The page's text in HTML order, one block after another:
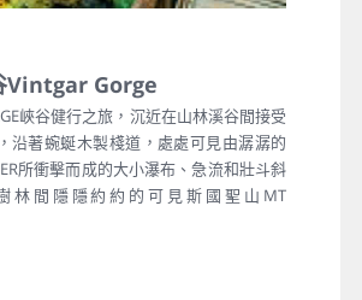
Vintgar Gorge
峽谷健行之旅，沉近在山林溪谷間接受
沿著蜿蜒木製棧道，處處可見由潺潺的
所衝擊而成的大小瀑布、急流和壯斗斜
林間隱隱約約的可見斯國聖山MT